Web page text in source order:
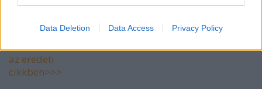
Data Deletion Data Access Privacy Policy
További
részletek
az eredeti
cikkben>>>